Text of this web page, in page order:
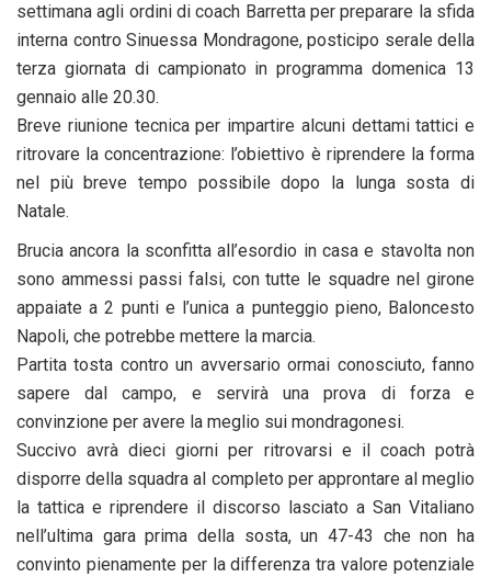
settimana agli ordini di coach Barretta per preparare la sfida
interna contro Sinuessa Mondragone, posticipo serale della
terza giornata di campionato in programma domenica 13
gennaio alle 20.30.
Breve riunione tecnica per impartire alcuni dettami tattici e
ritrovare la concentrazione: l’obiettivo è riprendere la forma
nel più breve tempo possibile dopo la lunga sosta di
Natale.
Brucia ancora la sconfitta all’esordio in casa e stavolta non
sono ammessi passi falsi, con tutte le squadre nel girone
appaiate a 2 punti e l’unica a punteggio pieno, Baloncesto
Napoli, che potrebbe mettere la marcia.
Partita tosta contro un avversario ormai conosciuto, fanno
sapere dal campo, e servirà una prova di forza e
convinzione per avere la meglio sui mondragonesi.
Succivo avrà dieci giorni per ritrovarsi e il coach potrà
disporre della squadra al completo per approntare al meglio
la tattica e riprendere il discorso lasciato a San Vitaliano
nell’ultima gara prima della sosta, un 47-43 che non ha
convinto pienamente per la differenza tra valore potenziale